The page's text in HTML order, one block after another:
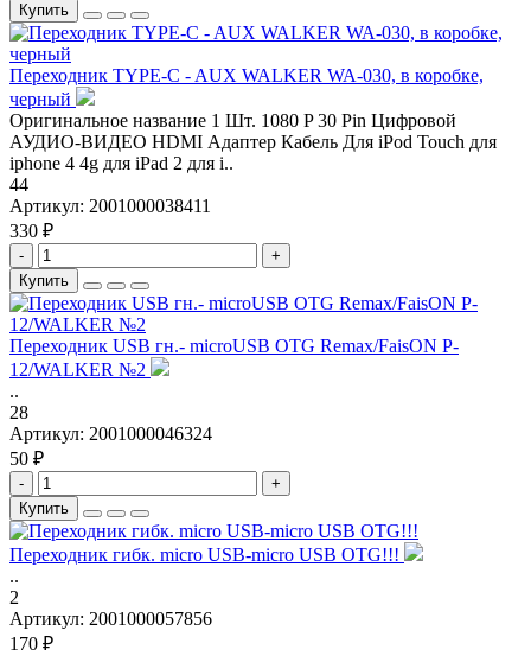
Купить
Переходник TYPE-C - AUX WALKER WA-030, в коробке,
черный
Оригинальное название 1 Шт. 1080 P 30 Pin Цифровой
АУДИО-ВИДЕО HDMI Адаптер Кабель Для iPod Touch для
iphone 4 4g для iPad 2 для i..
44
Артикул: 2001000038411
330 ₽
-
+
Купить
Переходник USB гн.- microUSB OTG Remax/FaisON P-
12/WALKER №2
..
28
Артикул: 2001000046324
50 ₽
-
+
Купить
Переходник гибк. micro USB-micro USB OTG!!!
..
2
Артикул: 2001000057856
170 ₽